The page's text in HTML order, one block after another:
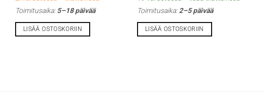
Toimitusaika:5–18 päivää
LISÄÄ OSTOSKORIIN
Toimitusaika:2–5 päivää
LISÄÄ OSTOSKORIIN